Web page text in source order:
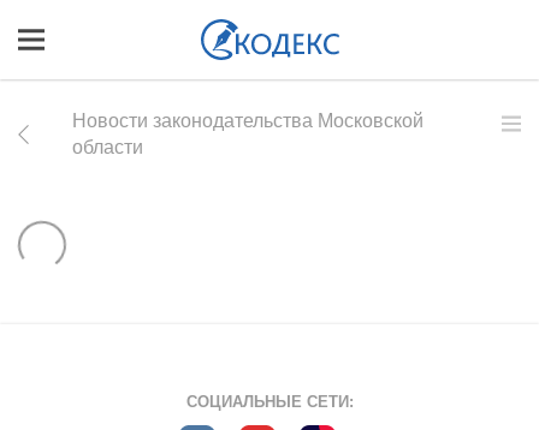
Новости законодательства Московской
области
СОЦИАЛЬНЫЕ СЕТИ: